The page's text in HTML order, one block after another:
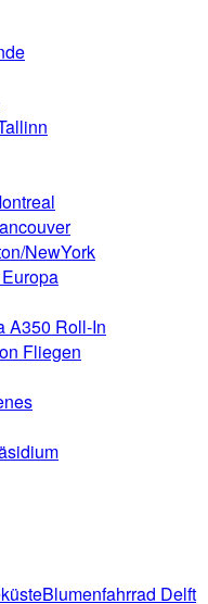
NewYork
A350 Roll-In
Fliegen
Blumenfahrrad Delft